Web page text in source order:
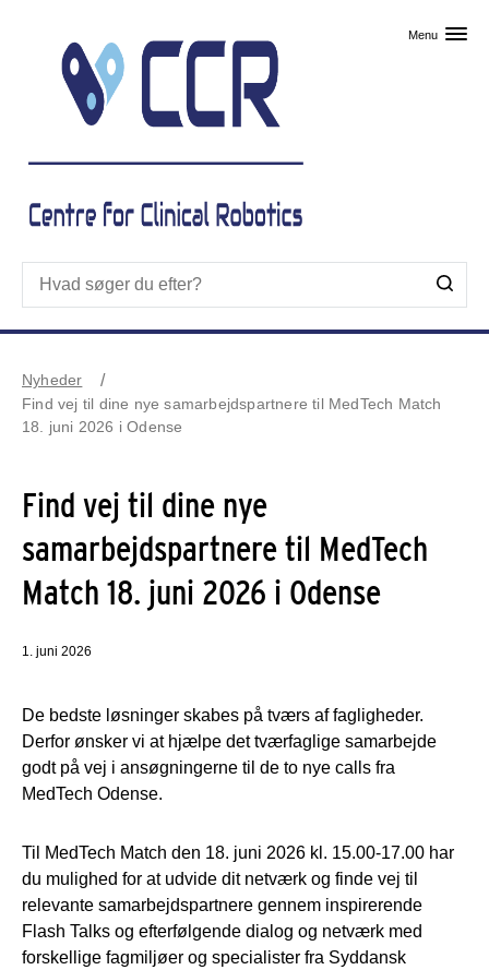
Menu
Nyheder
Find vej til dine nye samarbejdspartnere til MedTech Match
18. juni 2026 i Odense
Find vej til dine nye
samarbejdspartnere til MedTech
Match 18. juni 2026 i Odense
1. juni 2026
De bedste løsninger skabes på tværs af fagligheder.
Derfor ønsker vi at hjælpe det tværfaglige samarbejde
godt på vej i ansøgningerne til de to nye calls fra
MedTech Odense.
Til MedTech Match den 18. juni 2026 kl. 15.00-17.00 har
du mulighed for at udvide dit netværk og finde vej til
relevante samarbejdspartnere gennem inspirerende
Flash Talks og efterfølgende dialog og netværk med
forskellige fagmiljøer og specialister fra Syddansk